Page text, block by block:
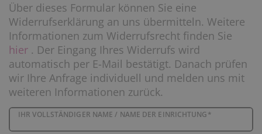
Über dieses Formular können Sie eine
Widerrufserklärung an uns übermitteln. Weitere
Informationen zum Widerrufsrecht finden Sie
hier . Der Eingang Ihres Widerrufs wird
automatisch per E-Mail bestätigt. Danach prüfen
wir Ihre Anfrage individuell und melden uns mit
weiteren Informationen zurück.
IHR VOLLSTÄNDIGER NAME / NAME DER EINRICHTUNG*
Ceres::Template.mailFormHoneypotLabel